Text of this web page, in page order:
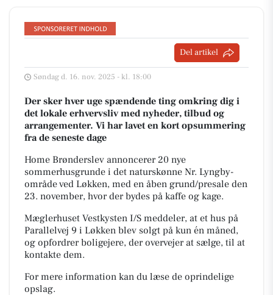
Del artikel
Søndag d. 16. nov. 2025 - kl. 18:00
Der sker hver uge spændende ting omkring dig i
det lokale erhvervsliv med nyheder, tilbud og
arrangementer. Vi har lavet en kort opsummering
fra de seneste dage
Home Brønderslev annoncerer 20 nye
sommerhusgrunde i det naturskønne Nr. Lyngby-
område ved Løkken, med en åben grund/presale den
23. november, hvor der bydes på kaffe og kage.
Mæglerhuset Vestkysten I/S meddeler, at et hus på
Parallelvej 9 i Løkken blev solgt på kun én måned,
og opfordrer boligejere, der overvejer at sælge, til at
kontakte dem.
For mere information kan du læse de oprindelige
opslag.